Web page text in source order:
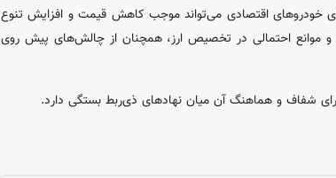
خودروهای اقتصادی می‌تواند موجب کاهش قیمت و افزایش تنوع
و موانع احتمالی در تخصیص ارز، همچنان از چالش‌های پیش روی
شفاف و هماهنگ آن میان نهادهای ذی‌ربط بستگی دارد.